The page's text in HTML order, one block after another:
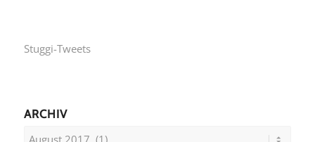
Stuggi-Tweets
ARCHIV